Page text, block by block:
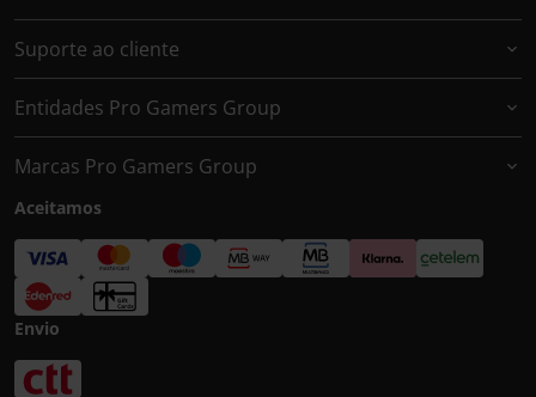
Suporte ao cliente
Entidades Pro Gamers Group
Marcas Pro Gamers Group
Aceitamos
Envio